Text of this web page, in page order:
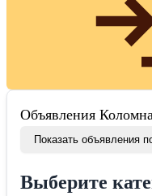
Объявления
Показать объявления
Выберите